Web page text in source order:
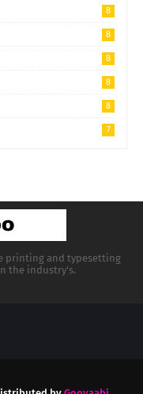
8
8
8
8
8
7
printing and typesetting
the industry's.